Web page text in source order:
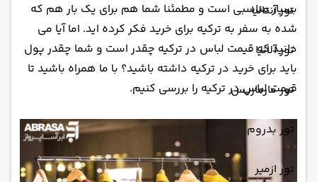
تور آنتالیا
تور آلانیا
تور مارماریس
تور بدروم
تور ازمیر
بسیار مناسبی است و مطمئنا شما هم برای یک بار هم که
شده به سفر به ترکیه برای خرید فکر کرده اید. اما آیا می
دانید که قیمت لباس در ترکیه چقدر است و شما چقدر پول
باید برای خرید در ترکیه داشته باشید؟ با ما همراه باشید تا
قیمت لباس در ترکیه را بررسی کنیم.